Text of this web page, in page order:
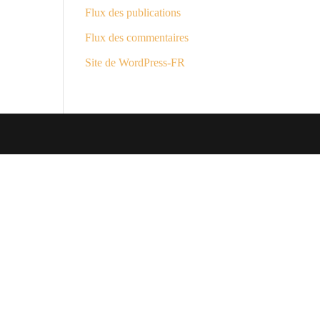
Flux des publications
Flux des commentaires
Site de WordPress-FR